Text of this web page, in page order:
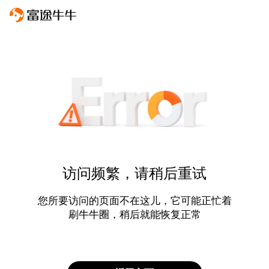
访问频繁，请稍后重试
您所要访问的页面不在这儿，它可能正忙着
刷牛牛圈，稍后就能恢复正常